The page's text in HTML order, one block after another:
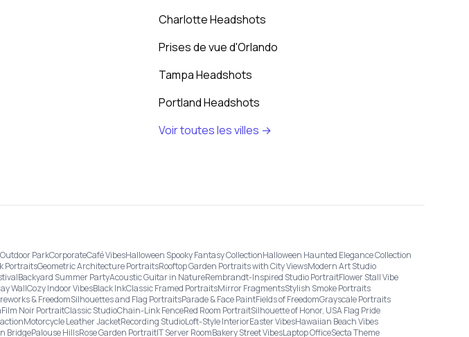
Charlotte Headshots
Prises de vue d'Orlando
Tampa Headshots
Portland Headshots
Voir toutes les villes →
Outdoor ParkCorporateCafé VibesHalloween Spooky Fantasy CollectionHalloween Haunted Elegance Collection
PortraitsGeometric Architecture PortraitsRooftop Garden Portraits with City ViewsModern Art Studio
Backyard Summer PartyAcoustic Guitar in NatureRembrandt-Inspired Studio PortraitFlower Stall Vibe
WallCozy Indoor VibesBlack InkClassic Framed PortraitsMirror FragmentsStylish Smoke Portraits
& FreedomSilhouettes and Flag PortraitsParade & Face PaintFields of FreedomGrayscale Portraits
Film Noir PortraitClassic StudioChain-Link FenceRed Room PortraitSilhouette of Honor, USA Flag Pride
Motorcycle Leather JacketRecording StudioLoft-Style InteriorEaster VibesHawaiian Beach Vibes
BridgePalouse HillsRose Garden PortraitIT Server RoomBakery Street VibesLaptop OfficeSecta Theme